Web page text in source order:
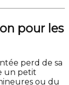
pour les
perd de sa
un petit
ou du